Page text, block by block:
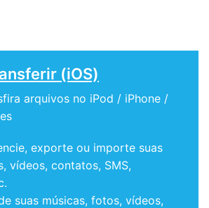
(iOS)
arquivos no iPod / iPhone /
exporte ou importe suas
vídeos, contatos, SMS,
suas músicas, fotos, vídeos,